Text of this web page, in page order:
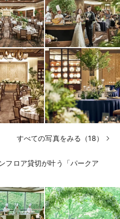
すべての写真をみる（18）
フロア貸切が叶う「パークア